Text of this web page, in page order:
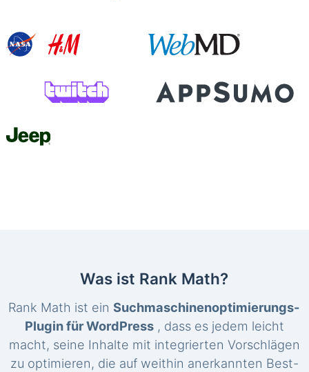
Was ist Rank Math?
Rank Math ist einSuchmaschinenoptimierungs-
Plugin für WordPress, dass es jedem leicht
macht, seine Inhalte mit integrierten Vorschlägen
zu optimieren, die auf weithin anerkannten Best-